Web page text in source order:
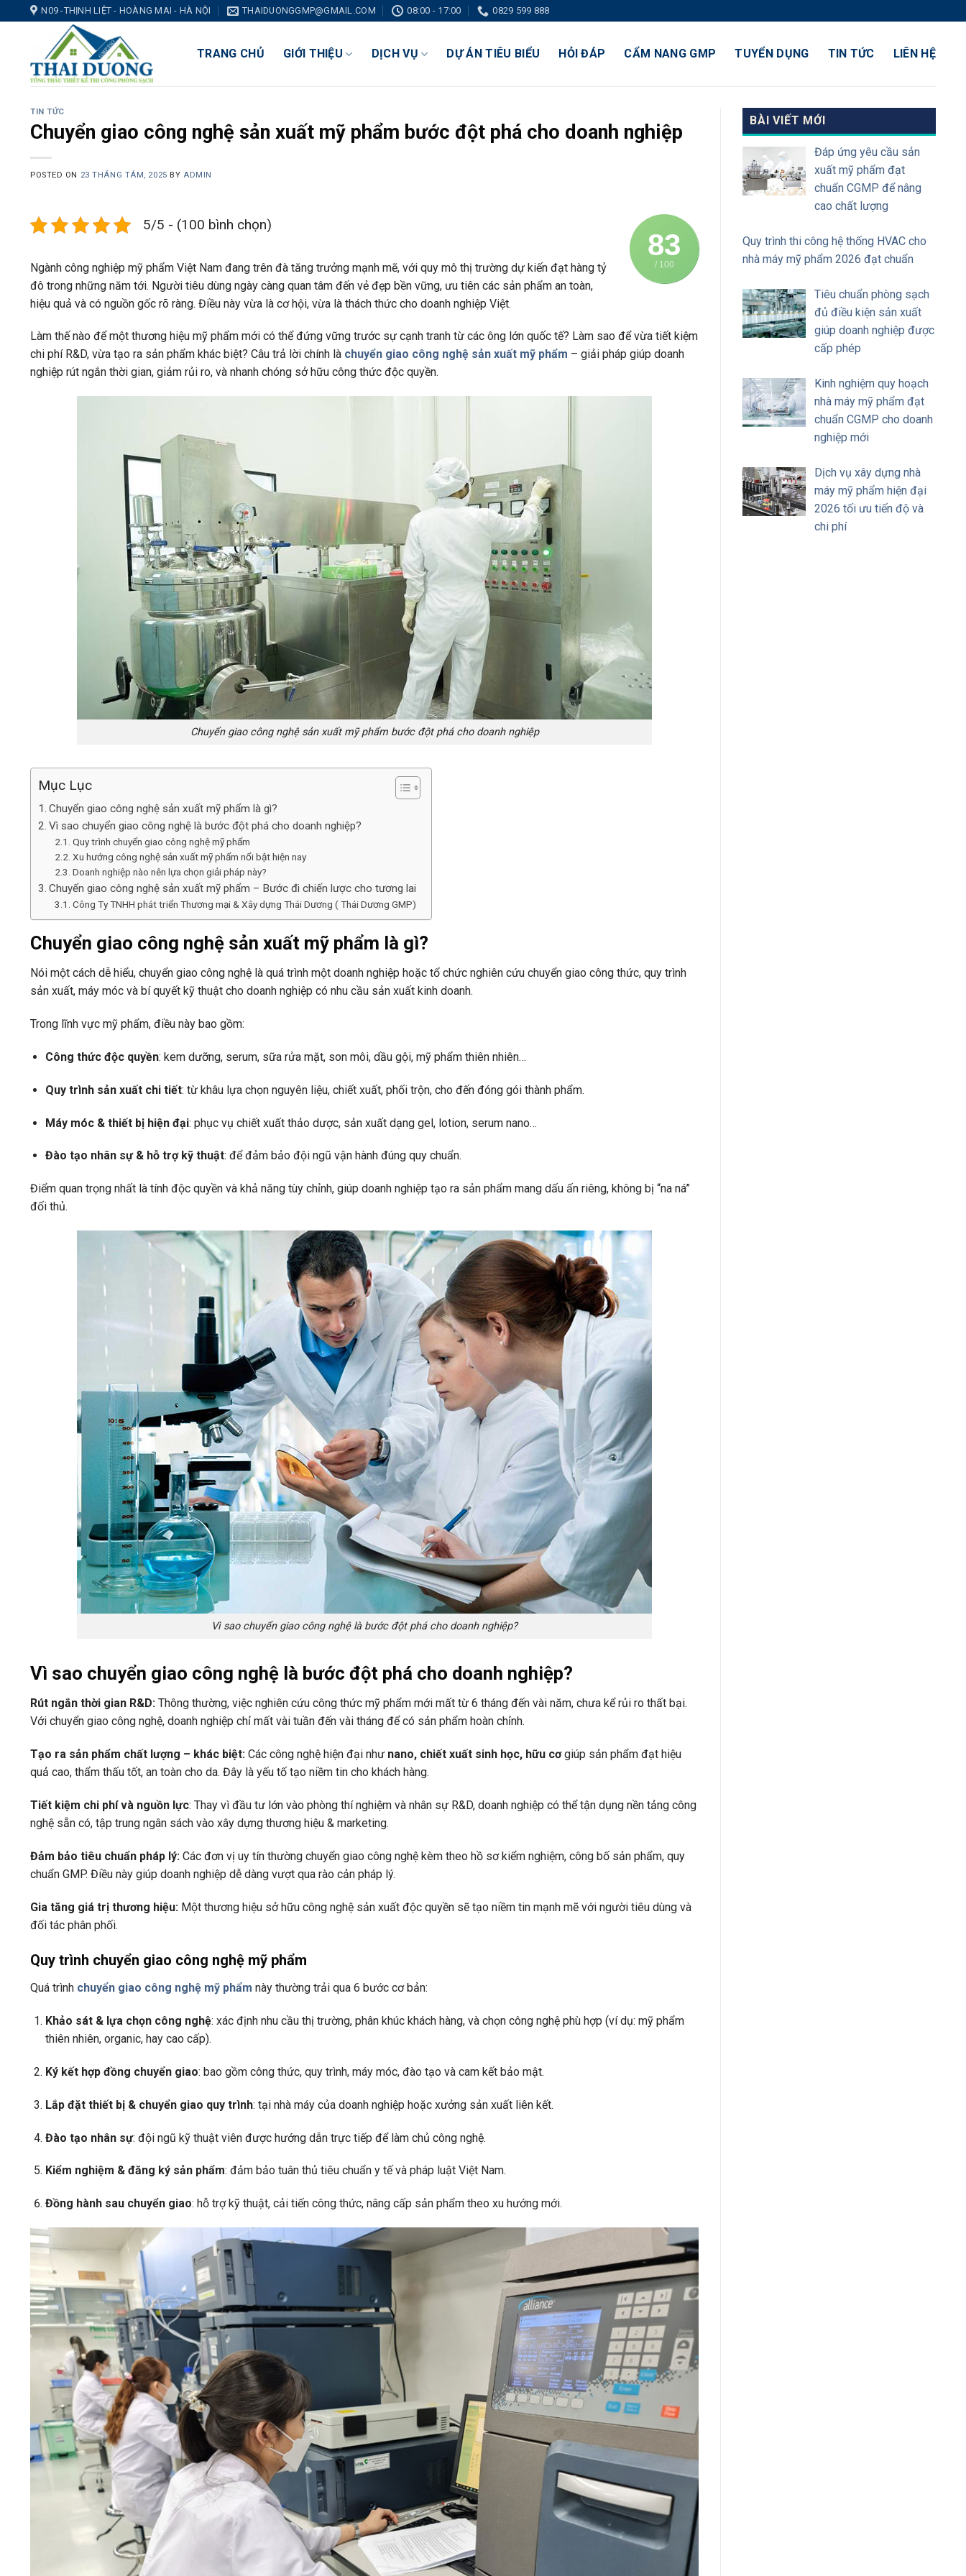
N09 -THỊNH LIỆT - HOÀNG MAI - HÀ NỘI THAIDUONGGMP@GMAIL.COM 08:00 - 17:00 0829 599 888
TRANG CHỦ GIỚI THIỆU DỊCH VỤ DỰ ÁN TIÊU BIỂU HỎI ĐÁP CẨM NANG GMP TUYỂN DỤNG TIN TỨC LIÊN HỆ
TIN TỨC
Chuyển giao công nghệ sản xuất mỹ phẩm bước đột phá cho doanh nghiệp
POSTED ON 23 THÁNG TÁM, 2025 BY ADMIN
83
/ 100
5/5 - (100 bình chọn)
Ngành công nghiệp mỹ phẩm Việt Nam đang trên đà tăng trưởng mạnh mẽ, với quy mô thị trường dự kiến đạt hàng tỷ
đô trong những năm tới. Người tiêu dùng ngày càng quan tâm đến vẻ đẹp bền vững, ưu tiên các sản phẩm an toàn,
hiệu quả và có nguồn gốc rõ ràng. Điều này vừa là cơ hội, vừa là thách thức cho doanh nghiệp Việt.
Làm thế nào để một thương hiệu mỹ phẩm mới có thể đứng vững trước sự cạnh tranh từ các ông lớn quốc tế? Làm sao để vừa tiết kiệm
chi phí R&D, vừa tạo ra sản phẩm khác biệt? Câu trả lời chính là chuyển giao công nghệ sản xuất mỹ phẩm – giải pháp giúp doanh
nghiệp rút ngắn thời gian, giảm rủi ro, và nhanh chóng sở hữu công thức độc quyền.
Chuyển giao công nghệ sản xuất mỹ phẩm bước đột phá cho doanh nghiệp
Mục Lục
Chuyển giao công nghệ sản xuất mỹ phẩm là gì?
Vì sao chuyển giao công nghệ là bước đột phá cho doanh nghiệp?
Quy trình chuyển giao công nghệ mỹ phẩm
Xu hướng công nghệ sản xuất mỹ phẩm nổi bật hiện nay
Doanh nghiệp nào nên lựa chọn giải pháp này?
Chuyển giao công nghệ sản xuất mỹ phẩm – Bước đi chiến lược cho tương lai
Công Ty TNHH phát triển Thương mại & Xây dựng Thái Dương ( Thái Dương GMP)
Chuyển giao công nghệ sản xuất mỹ phẩm là gì?
Nói một cách dễ hiểu, chuyển giao công nghệ là quá trình một doanh nghiệp hoặc tổ chức nghiên cứu chuyển giao công thức, quy trình
sản xuất, máy móc và bí quyết kỹ thuật cho doanh nghiệp có nhu cầu sản xuất kinh doanh.
Trong lĩnh vực mỹ phẩm, điều này bao gồm:
Công thức độc quyền: kem dưỡng, serum, sữa rửa mặt, son môi, dầu gội, mỹ phẩm thiên nhiên…
Quy trình sản xuất chi tiết: từ khâu lựa chọn nguyên liệu, chiết xuất, phối trộn, cho đến đóng gói thành phẩm.
Máy móc & thiết bị hiện đại: phục vụ chiết xuất thảo dược, sản xuất dạng gel, lotion, serum nano…
Đào tạo nhân sự & hỗ trợ kỹ thuật: để đảm bảo đội ngũ vận hành đúng quy chuẩn.
Điểm quan trọng nhất là tính độc quyền và khả năng tùy chỉnh, giúp doanh nghiệp tạo ra sản phẩm mang dấu ấn riêng, không bị “na ná”
đối thủ.
Vì sao chuyển giao công nghệ là bước đột phá cho doanh nghiệp?
Vì sao chuyển giao công nghệ là bước đột phá cho doanh nghiệp?
Rút ngắn thời gian R&D: Thông thường, việc nghiên cứu công thức mỹ phẩm mới mất từ 6 tháng đến vài năm, chưa kể rủi ro thất bại.
Với chuyển giao công nghệ, doanh nghiệp chỉ mất vài tuần đến vài tháng để có sản phẩm hoàn chỉnh.
Tạo ra sản phẩm chất lượng – khác biệt: Các công nghệ hiện đại như nano, chiết xuất sinh học, hữu cơgiúp sản phẩm đạt hiệu
quả cao, thẩm thấu tốt, an toàn cho da. Đây là yếu tố tạo niềm tin cho khách hàng.
Tiết kiệm chi phí và nguồn lực: Thay vì đầu tư lớn vào phòng thí nghiệm và nhân sự R&D, doanh nghiệp có thể tận dụng nền tảng công
nghệ sẵn có, tập trung ngân sách vào xây dựng thương hiệu & marketing.
Đảm bảo tiêu chuẩn pháp lý: Các đơn vị uy tín thường chuyển giao công nghệ kèm theo hồ sơ kiểm nghiệm, công bố sản phẩm, quy
chuẩn GMP. Điều này giúp doanh nghiệp dễ dàng vượt qua rào cản pháp lý.
Gia tăng giá trị thương hiệu: Một thương hiệu sở hữu công nghệ sản xuất độc quyền sẽ tạo niềm tin mạnh mẽ với người tiêu dùng và
đối tác phân phối.
Quy trình chuyển giao công nghệ mỹ phẩm
Quá trình chuyển giao công nghệ mỹ phẩm này thường trải qua 6 bước cơ bản:
Khảo sát & lựa chọn công nghệ: xác định nhu cầu thị trường, phân khúc khách hàng, và chọn công nghệ phù hợp (ví dụ: mỹ phẩm
thiên nhiên, organic, hay cao cấp).
Ký kết hợp đồng chuyển giao: bao gồm công thức, quy trình, máy móc, đào tạo và cam kết bảo mật.
Lắp đặt thiết bị & chuyển giao quy trình: tại nhà máy của doanh nghiệp hoặc xưởng sản xuất liên kết.
Đào tạo nhân sự: đội ngũ kỹ thuật viên được hướng dẫn trực tiếp để làm chủ công nghệ.
Kiểm nghiệm & đăng ký sản phẩm: đảm bảo tuân thủ tiêu chuẩn y tế và pháp luật Việt Nam.
Đồng hành sau chuyển giao: hỗ trợ kỹ thuật, cải tiến công thức, nâng cấp sản phẩm theo xu hướng mới.
BÀI VIẾT MỚI
Đáp ứng yêu cầu sản
xuất mỹ phẩm đạt
chuẩn CGMP để nâng
cao chất lượng
Quy trình thi công hệ thống HVAC cho
nhà máy mỹ phẩm 2026 đạt chuẩn
Tiêu chuẩn phòng sạch
đủ điều kiện sản xuất
giúp doanh nghiệp được
cấp phép
Kinh nghiệm quy hoạch
nhà máy mỹ phẩm đạt
chuẩn CGMP cho doanh
nghiệp mới
Dịch vụ xây dựng nhà
máy mỹ phẩm hiện đại
2026 tối ưu tiến độ và
chi phí